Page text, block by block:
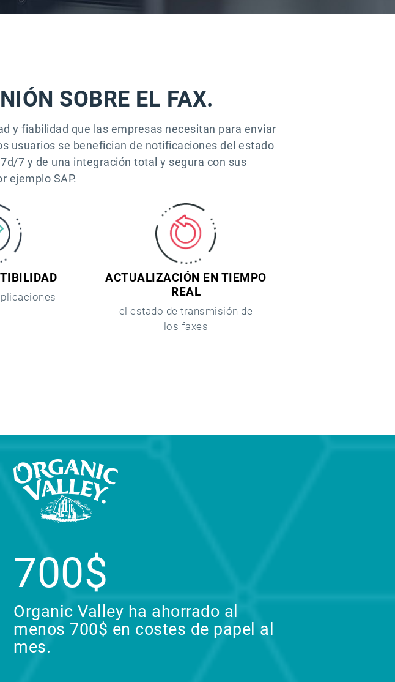
SOBRE EL FAX.
y fiabilidad que las empresas necesitan para enviar
usuarios se benefician de notificaciones del estado
7 y de una integración total y segura con sus
ejemplo SAP.
ACTUALIZACIÓN EN TIEMPO
REAL
el estado de transmisión de
los faxes
700$
Organic Valley ha ahorrado al
menos 700$ en costes de papel al
mes.